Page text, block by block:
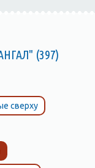
(397)
сверху